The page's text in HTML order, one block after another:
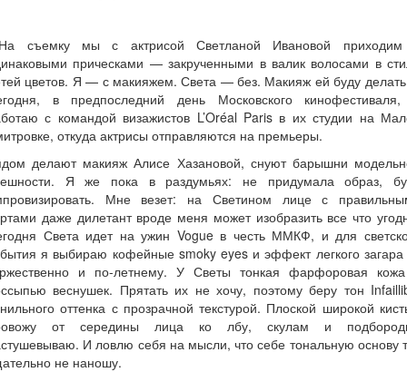
съемку мы с актрисой Светланой Ивановой
прическами — закрученными в валик волосами в
цветов. Я — с макияжем. Света — без. Макияж ей буду
в предпоследний день Московского
с командой визажистов L’Oréal Paris в их студии на
откуда актрисы отправляются на премьеры.
делают макияж Алисе Хазановой, снуют барышни
Я же пока в раздумьях: не придумала образ,
Мне везет: на Светином лице с
даже дилетант вроде меня может изобразить все что
Света идет на ужин Vogue в честь ММКФ, и для
я выбираю кофейные smoky eyes и эффект легкого
и по-летнему. У Светы тонкая фарфоровая
веснушек. Прятать их не хочу, поэтому беру тон
оттенка с прозрачной текстурой. Плоской широкой
от середины лица ко лбу, скулам и
И ловлю себя на мысли, что себе тональную основу
не наношу.